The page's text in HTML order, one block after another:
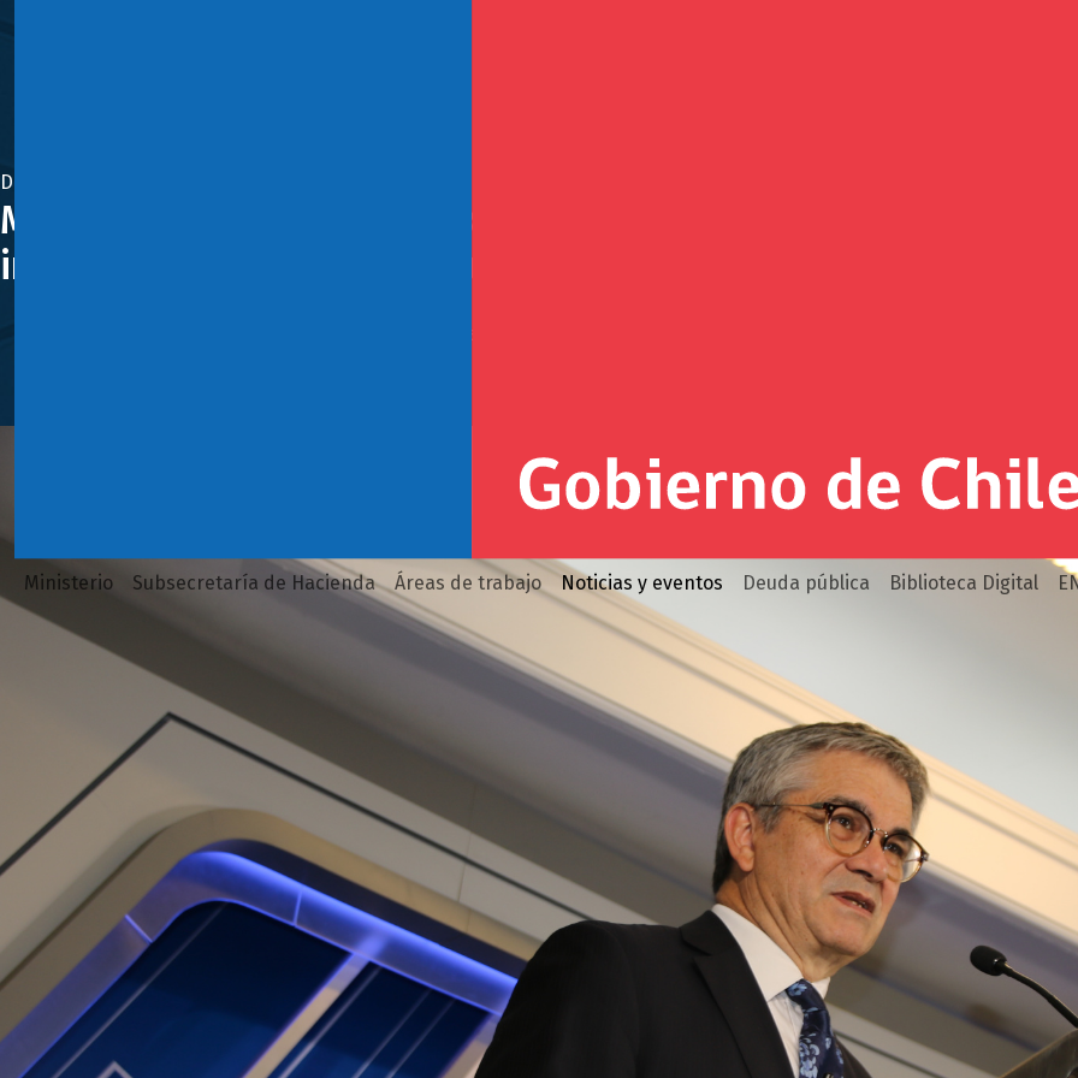
Ministerio Subsecretaría de Hacienda Áreas de trabajo Noticias y eventos Deuda pública Biblioteca Digital
Diciembre 7, 2022
Ministro Marcel y alza de 1% de IPC de noviembre: “No pone
inflacionaria irá a la baja durante los próximos meses”